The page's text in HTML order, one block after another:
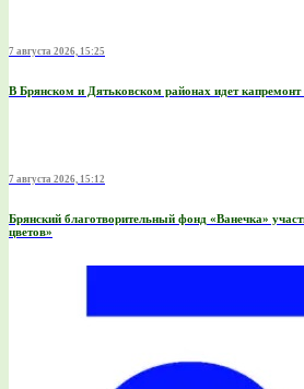
7 августа 2026, 15:25
В Брянском и Дятьковском районах идет капремонт
7 августа 2026, 15:12
Брянский благотворительный фонд «Ванечка»
цветов»